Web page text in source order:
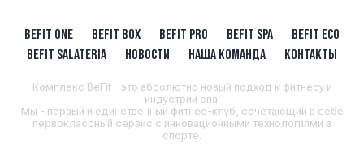
BEFIT ONE BEFIT BOX BEFIT PRO BEFIT SPA
BEFIT ECO
BEFIT SALATERIA
НОВОСТИ НАША КОМАНДА КОНТАКТЫ
Комплекс BeFit - это абсолютно новый подход к фитнесу и
индустрии спа.
Мы - первый и единственный фитнес-клуб, сочетающий в себе
первоклассный сервис с инновационными технологиями в
спорте.